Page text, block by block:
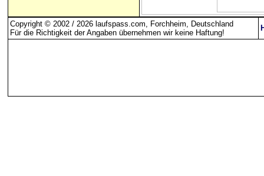
Copyright © 2002 / 2026 laufspass.com, Forchheim, Deutschland
Für die Richtigkeit der Angaben übernehmen wir keine Haftung!